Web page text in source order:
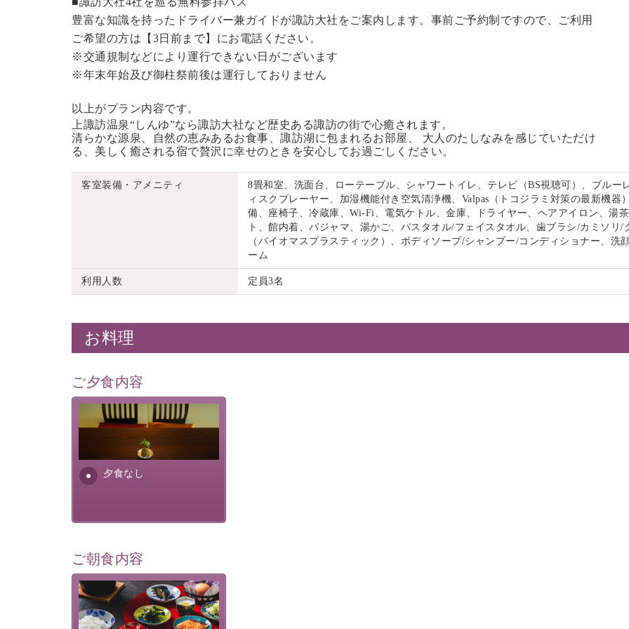
豊富な知識を持ったドライバー兼ガイドが諏訪大社をご案内します。 事前ご予約制ですので、ご利用
ご希望の方は【3日前まで】にお電話ください。
※交通規制などにより運行できない日がございます
※年末年始及び御柱祭前後は運行しておりません
以上がプラン内容です。
上諏訪温泉“しんゆ”なら諏訪大社など歴史ある諏訪の街で心癒されます。
清らかな源泉、自然の恵みあるお食事、諏訪湖に包まれるお部屋、 大人のたしなみを感じていただけ
る、美しく癒される宿で贅沢に幸せのときを安心してお過ごしください。
客室装備・アメニティ
8畳和室、洗面台、ローテーブル、シャワートイレ、テレビ（BS視聴可）、ブルー
ィスクプレーヤー、加湿機能付き空気清浄機、Valpas（トコジラミ対策の最新機器
備、座椅子、冷蔵庫、Wi-Fi、電気ケトル、金庫、ドライヤー、ヘアアイロン、湯
ト、館内着、パジャマ、湯かご、バスタオル/フェイスタオル、歯ブラシ/カミソリ/
（バイオマスプラスティック）、ボディソープ/シャンプー/コンディショナー、洗
ーム
利用人数 定員3名
お料理
ご夕食内容
夕食なし
夕食なしご夕食を追加される
場合は、二食付きのプランを
お選びくださいませ。
ご朝食内容
さっぱりとした和食膳に使わ
れる食材は、諏訪の名産品を